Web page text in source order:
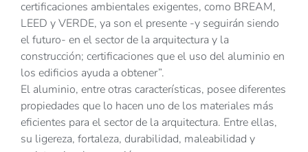
certificaciones ambientales exigentes, como BREAM,
LEED y VERDE, ya son el presente -y seguirán siendo
el futuro- en el sector de la arquitectura y la
construcción; certificaciones que el uso del aluminio en
los edificios ayuda a obtener”.
El aluminio, entre otras características, posee diferentes
propiedades que lo hacen uno de los materiales más
eficientes para el sector de la arquitectura. Entre ellas,
su ligereza, fortaleza, durabilidad, maleabilidad y